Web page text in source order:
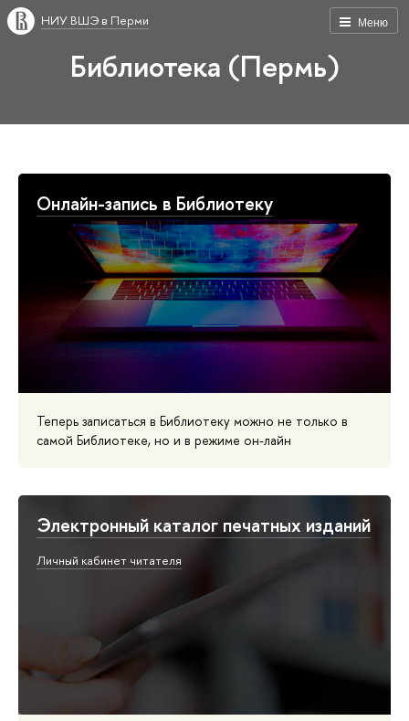
Меню
НИУ ВШЭ в Перми
Библиотека (Пермь)
Онлайн-запись в Библиотеку
Теперь записаться в Библиотеку можно не только в
самой Библиотеке, но и в режиме он-лайн
Электронный каталог печатных изданий
Личный кабинет читателя